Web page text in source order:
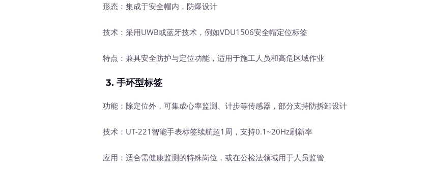
形态：集成于安全帽内，防爆设计
技术：采用UWB或蓝牙技术，例如VDU1506安全帽定位标签
特点：兼具安全防护与定位功能，适用于施工人员和高危区域作业
3.手环型标签
功能：除定位外，可集成心率监测、计步等传感器，部分支持防拆卸设计
技术：UT-221智能手表标签续航超1周，支持0.1~20Hz刷新率
应用：适合需健康监测的特殊岗位，或在公检法领域用于人员监管